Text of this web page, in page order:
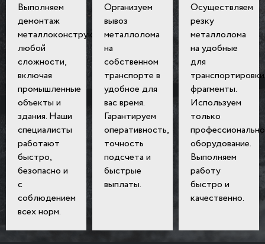
Выполняем
демонтаж
металлоконструкций
любой
сложности,
включая
промышленные
объекты и
здания. Наши
специалисты
работают
быстро,
безопасно и
с
соблюдением
всех норм.
Организуем
вывоз
металлолома
на
собственном
транспорте в
удобное для
вас время.
Гарантируем
оперативность,
точность
подсчета и
быстрые
выплаты.
Осуществляем
резку
металлолома
на удобные
для
транспортировки
фрагменты.
Используем
только
оборудование.
Выполняем
работу
быстро и
качественно.